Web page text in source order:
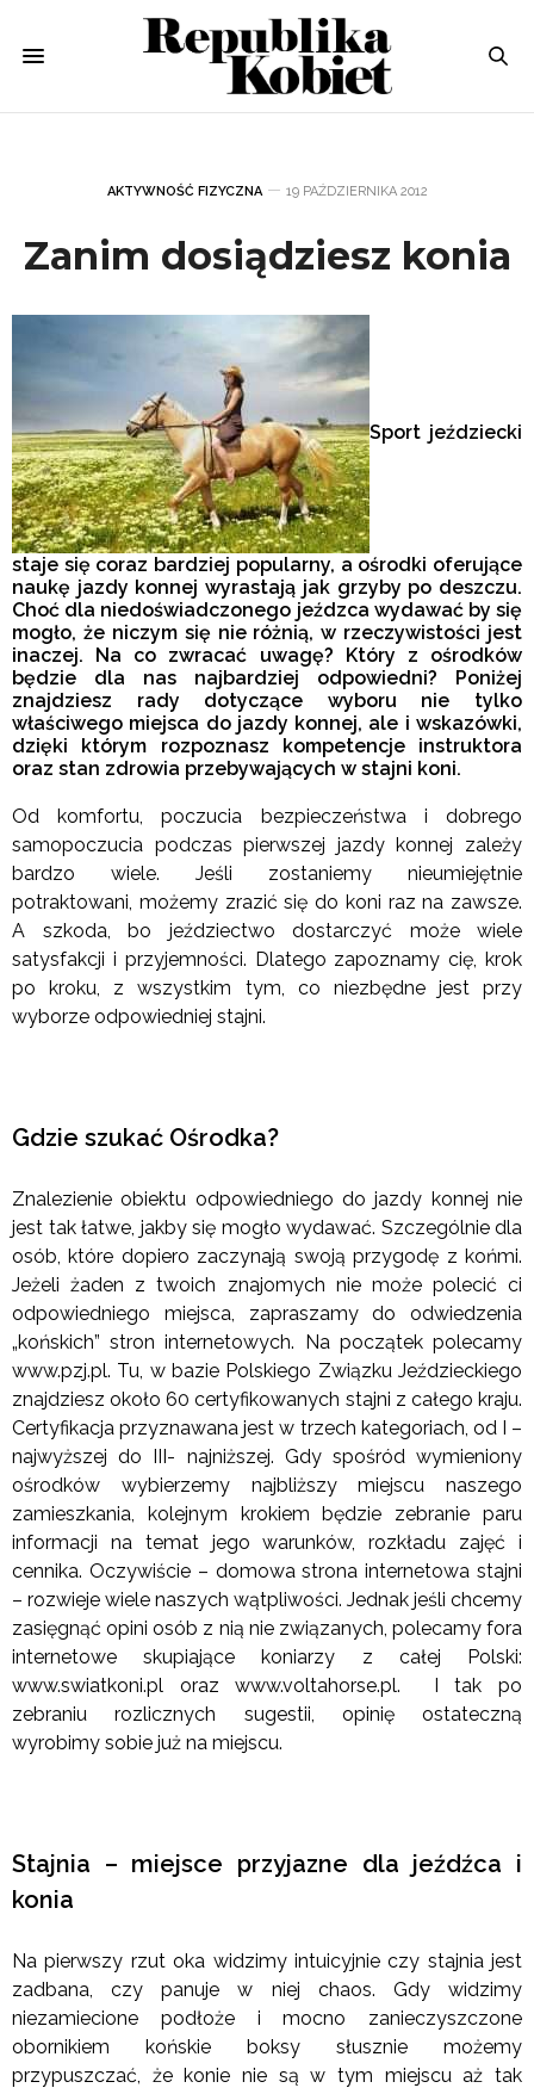
AKTYWNOŚĆ FIZYCZNA 19 PAŹDZIERNIKA 2012
Zanim dosiądziesz konia
Sport jeździecki
staje się coraz bardziej popularny, a ośrodki oferujące
naukę jazdy konnej wyrastają jak grzyby po deszczu.
Choć dla niedoświadczonego jeźdzca wydawać by się
mogło, że niczym się nie różnią, w rzeczywistości jest
inaczej. Na co zwracać uwagę? Który z ośrodków
będzie dla nas najbardziej odpowiedni? Poniżej
znajdziesz rady dotyczące wyboru nie tylko
właściwego miejsca do jazdy konnej, ale i wskazówki,
dzięki którym rozpoznasz kompetencje instruktora
oraz stan zdrowia przebywających w stajni koni.
Od komfortu, poczucia bezpieczeństwa i dobrego
samopoczucia podczas pierwszej jazdy konnej zależy
bardzo wiele. Jeśli zostaniemy nieumiejętnie
potraktowani, możemy zrazić się do koni raz na zawsze.
A szkoda, bo jeździectwo dostarczyć może wiele
satysfakcji i przyjemności. Dlatego zapoznamy cię, krok
po kroku, z wszystkim tym, co niezbędne jest przy
wyborze odpowiedniej stajni.
Gdzie szukać Ośrodka?
Znalezienie obiektu odpowiedniego do jazdy konnej nie
jest tak łatwe, jakby się mogło wydawać. Szczególnie dla
osób, które dopiero zaczynają swoją przygodę z końmi.
Jeżeli żaden z twoich znajomych nie może polecić ci
odpowiedniego miejsca, zapraszamy do odwiedzenia
„końskich” stron internetowych. Na początek polecamy
www.pzj.pl. Tu, w bazie Polskiego Związku Jeździeckiego
znajdziesz około 60 certyfikowanych stajni z całego kraju.
Certyfikacja przyznawana jest w trzech kategoriach, od I –
najwyższej do III- najniższej. Gdy spośród wymieniony
ośrodków wybierzemy najbliższy miejscu naszego
zamieszkania, kolejnym krokiem będzie zebranie paru
informacji na temat jego warunków, rozkładu zajęć i
cennika. Oczywiście – domowa strona internetowa stajni
– rozwieje wiele naszych wątpliwości. Jednak jeśli chcemy
zasięgnąć opini osób z nią nie związanych, polecamy fora
internetowe skupiające koniarzy z całej Polski:
www.swiatkoni.pl oraz www.voltahorse.pl. I tak po
zebraniu rozlicznych sugestii, opinię ostateczną
wyrobimy sobie już na miejscu.
Stajnia – miejsce przyjazne dla jeźdźca i
konia
Na pierwszy rzut oka widzimy intuicyjnie czy stajnia jest
zadbana, czy panuje w niej chaos. Gdy widzimy
niezamiecione podłoże i mocno zanieczyszczone
obornikiem końskie boksy słusznie możemy
przypuszczać, że konie nie są w tym miejscu aż tak